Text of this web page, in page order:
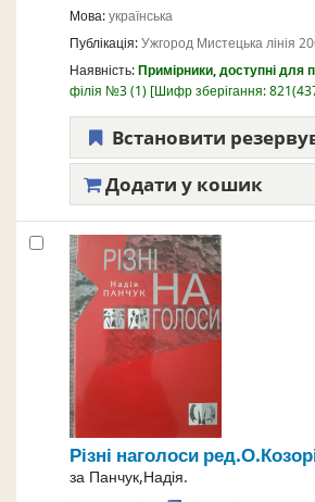
Мова:українська
Публікація:Ужгород Мистецька лінія
Наявність:Примірники, доступні для
філія №3(1) Шифр зберігання:
Встановити
Додати у кошик
Різні наголоси
за Панчук,Надія.